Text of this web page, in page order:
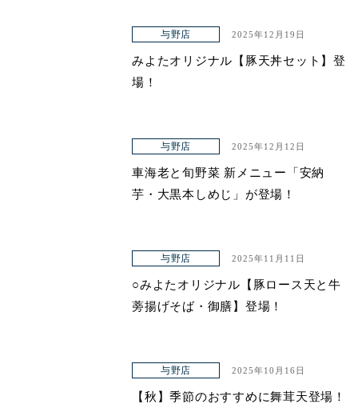
与野店 2025年12月19日
みよたオリジナル【豚天丼セット】登
場！
与野店 2025年12月12日
車海老と旬野菜 新メニュー「安納
芋・大黒本しめじ」が登場！
与野店 2025年11月11日
○みよたオリジナル【豚ロース天と牛
蒡揚げそば・御膳】登場！
与野店 2025年10月16日
【秋】季節のおすすめに舞茸天登場！